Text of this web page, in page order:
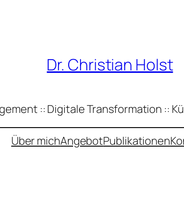
Dr. Christian Holst
:: Digitale Transformation ::
Über michAngebotPublikationen